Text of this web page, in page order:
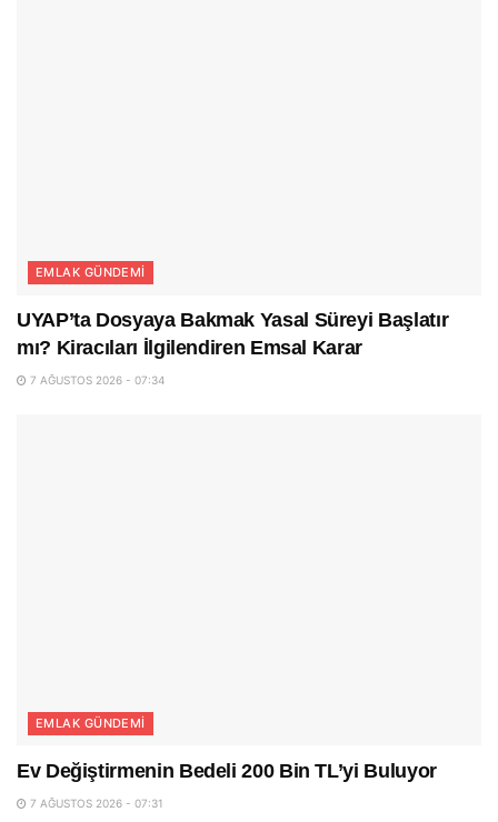
EMLAK GÜNDEMI
UYAP’ta Dosyaya Bakmak Yasal Süreyi Başlatır
mı? Kiracıları İlgilendiren Emsal Karar
7 AĞUSTOS 2026 - 07:34
EMLAK GÜNDEMI
Ev Değiştirmenin Bedeli 200 Bin TL’yi Buluyor
7 AĞUSTOS 2026 - 07:31